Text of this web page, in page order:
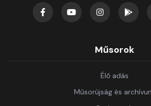
Műsorok
Élő adás
Műsorújság és